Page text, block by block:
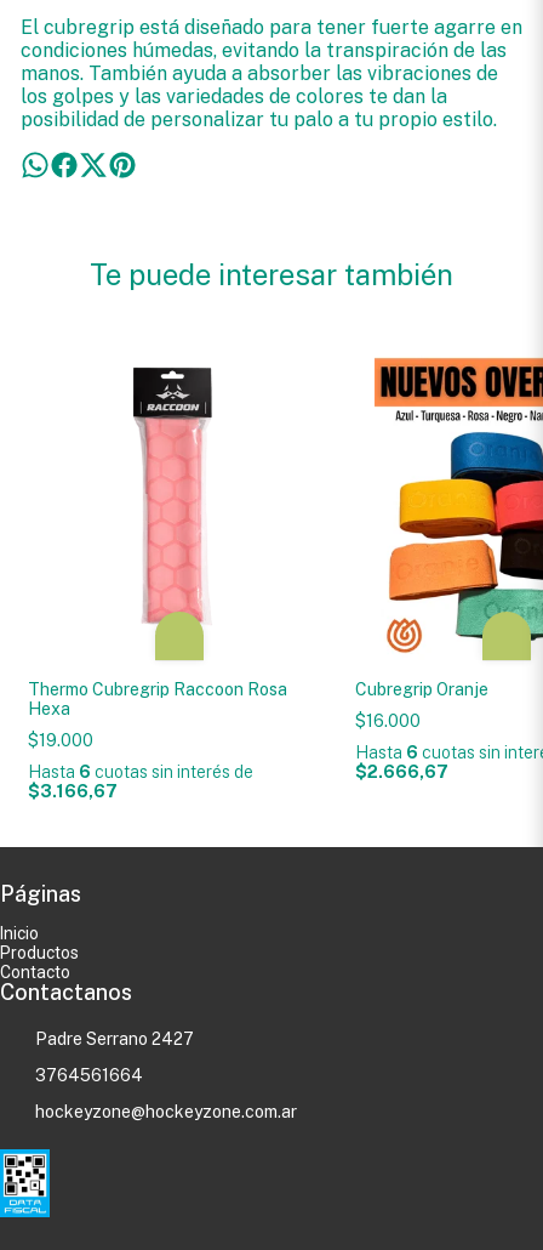
El cubregrip está diseñado para tener fuerte agarre en
condiciones húmedas, evitando la transpiración de las
manos. También ayuda a absorber las vibraciones de
los golpes y las variedades de colores te dan la
posibilidad de personalizar tu palo a tu propio estilo.
Te puede interesar también
Thermo Cubregrip Raccoon Rosa
Hexa
$19.000
Hasta 6 cuotas sin interés de
$3.166,67
Cubregrip Oranje
$16.000
Hasta 6 cuotas sin
$2.666,67
Páginas
Inicio
Productos
Contacto
Contactanos
Padre Serrano 2427
3764561664
hockeyzone@hockeyzone.com.ar